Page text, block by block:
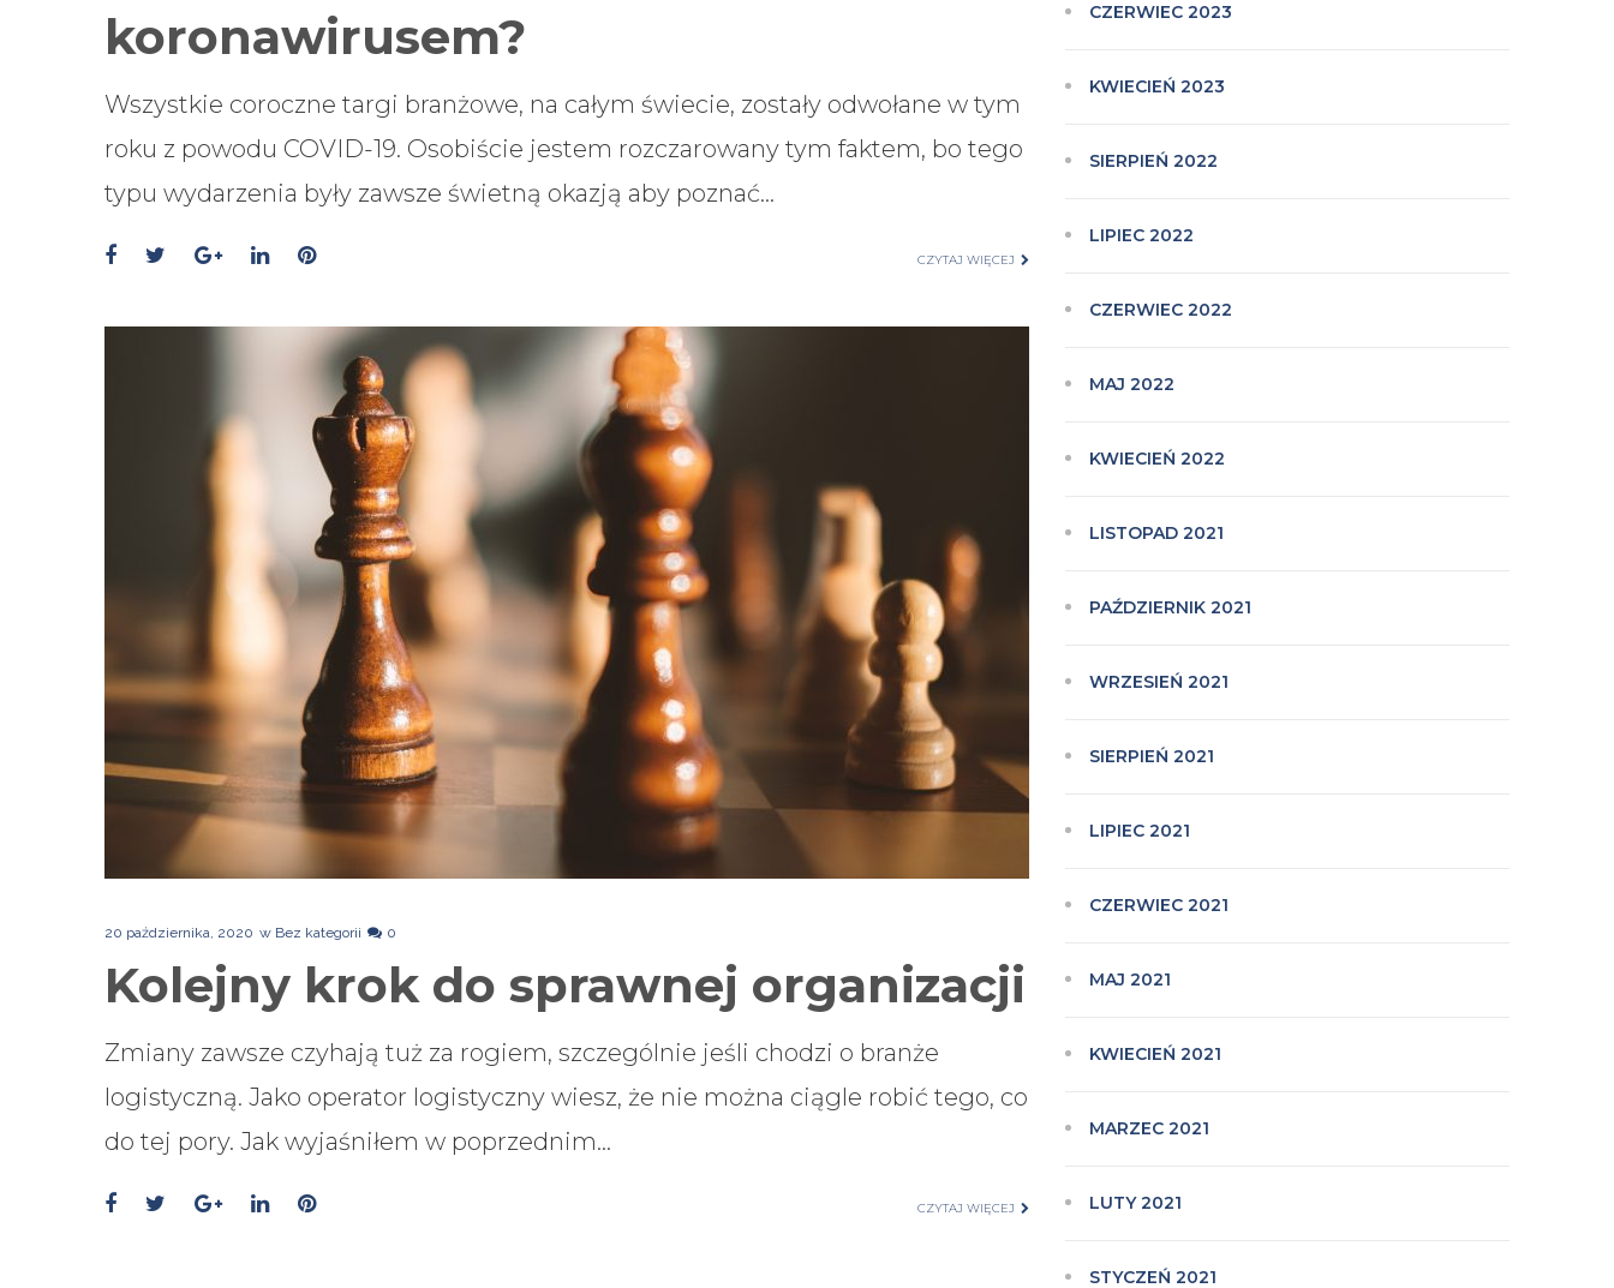
koronawirusem?
Wszystkie coroczne targi branżowe, na całym świecie, zostały odwołane w tym
roku z powodu COVID-19. Osobiście jestem rozczarowany tym faktem, bo tego
typu wydarzenia były zawsze świetną okazją aby poznać…
CZYTAJ WIĘCEJ
20 października, 2020 w Bez kategorii 0
Kolejny krok do sprawnej organizacji
Zmiany zawsze czyhają tuż za rogiem, szczególnie jeśli chodzi o branże
logistyczną. Jako operator logistyczny wiesz, że nie można ciągle robić tego, co
do tej pory. Jak wyjaśniłem w poprzednim…
CZYTAJ WIĘCEJ
CZERWIEC 2023
KWIECIEŃ 2023
SIERPIEŃ 2022
LIPIEC 2022
CZERWIEC 2022
MAJ 2022
KWIECIEŃ 2022
LISTOPAD 2021
PAŹDZIERNIK 2021
WRZESIEŃ 2021
SIERPIEŃ 2021
LIPIEC 2021
CZERWIEC 2021
MAJ 2021
KWIECIEŃ 2021
MARZEC 2021
LUTY 2021
STYCZEŃ 2021